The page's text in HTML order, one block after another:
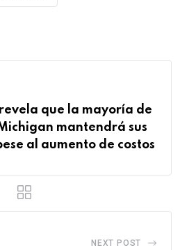
que la mayoría de
mantendrá sus
al aumento de costos
NEXT POST